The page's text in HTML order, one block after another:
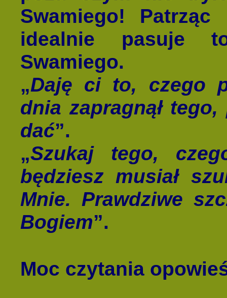
Swamiego!
idealnie pasuje
Swamiego.
„Daję ci to, czego
dnia zapragnął
dać”.
„Szukaj tego,
będziesz musiał
Mnie. Prawdziwe
Bogiem”.
Moc czytania